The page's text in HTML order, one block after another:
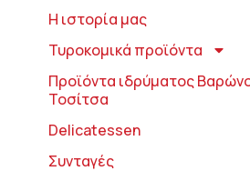
Η ιστορία μας
Τυροκομικά προϊόντα
Προϊόντα ιδρύματος
Τοσίτσα
Delicatessen
Συνταγές